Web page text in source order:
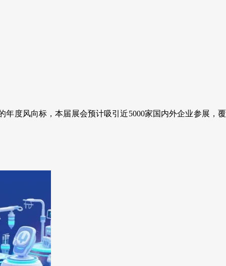
度风向标，本届展会预计吸引近5000家国内外企业参展，覆